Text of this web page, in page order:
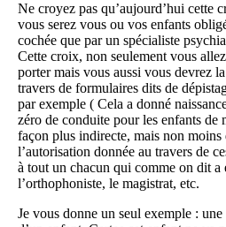
Ne croyez pas qu’aujourd’hui cette
vous serez vous ou vos enfants
cochée que par un spécialiste
Cette croix, non seulement vous
porter mais vous aussi vous devrez
travers de formulaires dits de
par exemple ( Cela a donné
zéro de conduite pour les enfants de
façon plus indirecte, mais non moins
l’autorisation donnée au travers de
à tout un chacun qui comme on dit a
l’orthophoniste, le magistrat, etc.
Je vous donne un seul exemple :